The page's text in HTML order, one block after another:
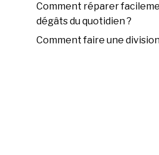
Comment réparer
dégâts du quotidien ?
Comment faire une division